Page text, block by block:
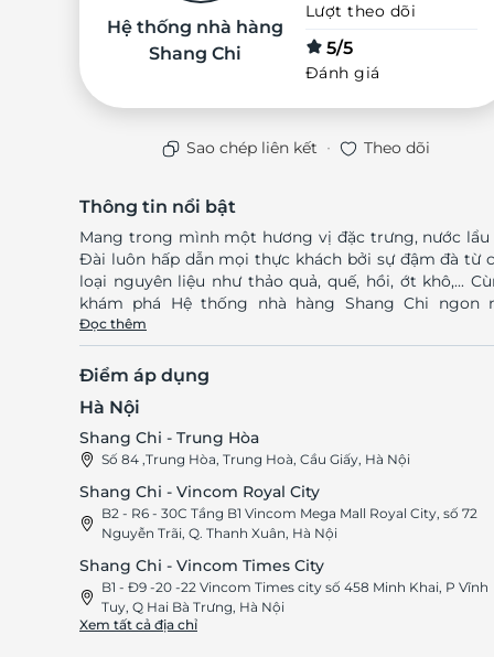
Hệ thống nhà hàng
Shang Chi
Lượt theo dõi
5/5
Đánh giá
Sao chép liên kết · Theo dõi
Thông tin nổi bật
Mang trong mình một hương vị đặc trưng, nước lẩu
Đài luôn hấp dẫn mọi thực khách bởi sự đậm đà từ
loại nguyên liệu như thảo quả, quế, hồi, ớt khô,...
khám phá Hệ thống nhà hàng Shang Chi ngon
tiếng không thể bỏ qua tại Hà Nội cùng LifeLink
Shang Chi - Thiên đường lẩu Đài Loan Menu Shang
với 4 vị lẩu và 99+ món nhúng lẩu đa dạng Shang Chi là
hệ thống buffet lẩu Đài Loan ngon trứ danh, được
bạn trẻ hiện nay yêu thích. Ghé thăm Shang Chi,
khách sẽ bị "cuốn" vào hành trình khám phá
hương vị lẩu đậm đà, hấp dẫn. Nhà hàng có 4 vị lẩu
collagen,... Nước dùng được hầm xương đủ 48 tiếng,
hợp các loại thảo mộc gia vị đặc trưng. Mỗi vị nước
mang một hương vị đặc trưng riêng, nhưng đều
ngon và hấp dẫn. Đặc biệt Shang Chi mang đến cho
thực khách hơn 99 món nhúng lẩu ngon muốn “xỉu”
thịt thà, đồ viên đến hải sản tươi roi rói. Đã thử
Chi một lần là muốn quay lại lần hai vì quá mê
Đọc thêm
Điểm áp dụng
Hà Nội
Shang Chi - Trung Hòa
Số 84 ,Trung Hòa, Trung Hoà, Cầu Giấy, Hà Nội
Shang Chi - Vincom Royal City
B2 - R6 - 30C Tầng B1 Vincom Mega Mall Royal City, số 72
Nguyễn Trãi, Q. Thanh Xuân, Hà Nội
Shang Chi - Vincom Times City
B1 - Đ9 -20 -22 Vincom Times city số 458 Minh Khai, P Vĩnh
Tuy, Q Hai Bà Trưng, Hà Nội
Xem tất cả địa chỉ